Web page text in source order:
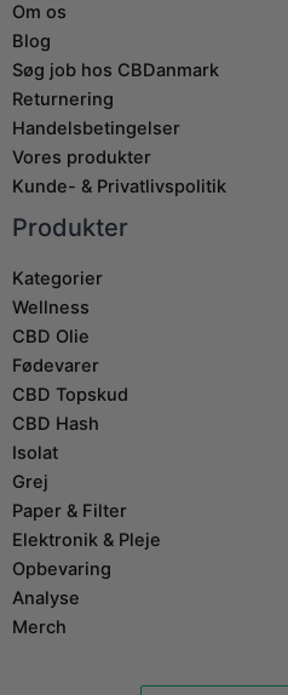
Om os
Blog
Søg job hos CBDanmark
Returnering
Handelsbetingelser
Vores produkter
Kunde- & Privatlivspolitik
Produkter
Kategorier
Wellness
CBD Olie
Fødevarer
CBD Topskud
CBD Hash
Isolat
Grej
Paper & Filter
Elektronik & Pleje
Opbevaring
Analyse
Merch